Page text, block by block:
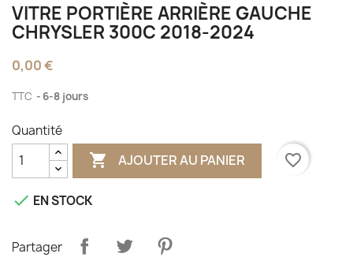
VITRE PORTIÈRE ARRIÈRE GAUCHE
CHRYSLER 300C 2018-2024
0,00 €
TTC 6-8 jours
Quantité
 AJOUTER AU PANIER favorite_border
 EN STOCK
Partager